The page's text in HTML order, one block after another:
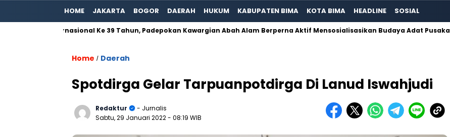
HOME JAKARTA BOGOR DAERAH HUKUM KABUPATEN BIMA KOTA BIMA HEADLINE SOSIAL
Adat Internasional Ke 39 Tahun, Padepokan Kawargian Abah Alam Berperna Aktif Mensosialisasikan Budaya Adat Pusaka Kujang
Home / Daerah
Spotdirga Gelar Tarpuanpotdirga Di Lanud Iswahjudi
Redaktur
- Jurnalis
Sabtu, 29 Januari 2022- 08:19 WIB